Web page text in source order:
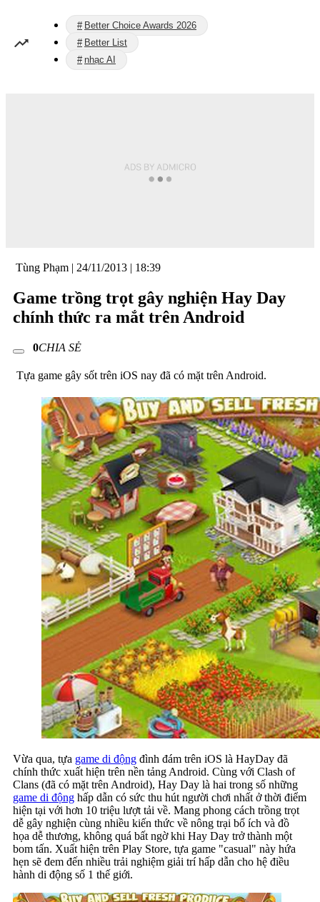
Better Choice Awards 2026
Better List
nhạc AI
Tùng Phạm | 24/11/2013 | 18:39
Game trồng trọt gây nghiện Hay Day
chính thức ra mắt trên Android
0CHIA SẺ
Tựa game gây sốt trên iOS nay đã có mặt trên Android.
Vừa qua, tựa game di động đình đám trên iOS là HayDay đã
chính thức xuất hiện trên nền tảng Android. Cùng với Clash of
Clans (đã có mặt trên Android), Hay Day là hai trong số những
game di động hấp dẫn có sức thu hút người chơi nhất ở thời điểm
hiện tại với hơn 10 triệu lượt tải về. Mang phong cách trồng trọt
dễ gây nghiện cùng nhiều kiến thức về nông trại bổ ích và đồ
họa dễ thương, không quá bất ngờ khi Hay Day trở thành một
bom tấn. Xuất hiện trên Play Store, tựa game "casual" này hứa
hẹn sẽ đem đến nhiều trải nghiệm giải trí hấp dẫn cho hệ điều
hành di động số 1 thế giới.